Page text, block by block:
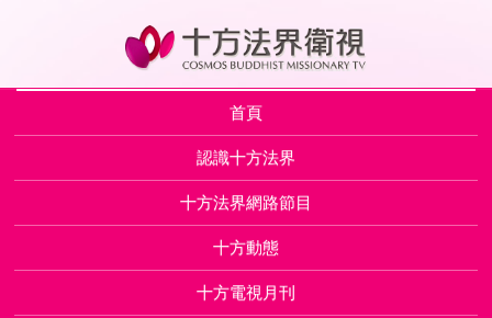
首頁
認識十方法界
十方法界網路節目
十方動態
十方電視月刊